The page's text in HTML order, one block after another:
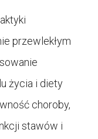
przewlekłym
życia i diety
choroby,
stawów i